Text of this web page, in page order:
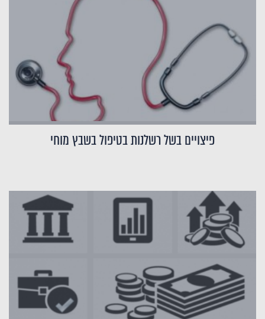
פיצויים בשל רשלנות בטיפול בשבץ מוחי